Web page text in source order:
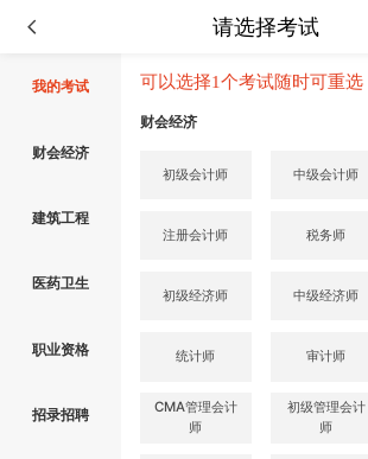
请选择考试
我的考试
财会经济
建筑工程
医药卫生
职业资格
招录招聘
可以选择1个考试随时可重选
财会经济
初级会计师 中级会计师
注册会计师 税务师
初级经济师 中级经济师
统计师 审计师
CMA管理会计
师
初级管理会计
师